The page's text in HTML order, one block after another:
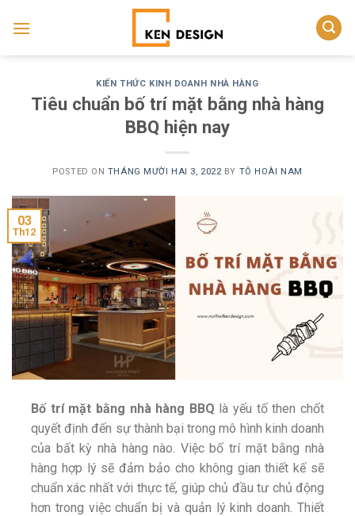
KIẾN THỨC KINH DOANH NHÀ HÀNG
Tiêu chuẩn bố trí mặt bằng nhà hàng
BBQ hiện nay
POSTED ON THÁNG MƯỜI HAI 3, 2022 BY TÔ HOÀI NAM
03
Th12
Bố trí mặt bằng nhà hàng BBQ là yếu tố then chốt
quyết định đến sự thành bại trong mô hình kinh doanh
của bất kỳ nhà hàng nào. Việc bố trí mặt bằng nhà
hàng hợp lý sẽ đảm bảo cho không gian thiết kế sẽ
chuẩn xác nhất với thực tế, giúp chủ đầu tư chủ động
hơn trong việc chuẩn bị và quản lý kinh doanh. Thiết